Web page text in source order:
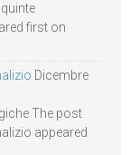
first on
Dicembre
The post
appeared